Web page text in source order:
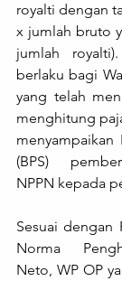
royalti dengan
x jumlah bruto
jumlah
berlaku bagi
yang telah
menghitung
menyampaikan
(BPS)
NPPN kepada
Sesuai dengan
Norma
Neto, WP OP